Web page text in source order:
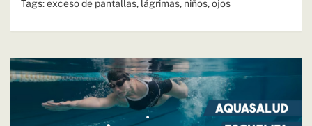
Tags:exceso de pantallas, lágrimas, niños,ojos